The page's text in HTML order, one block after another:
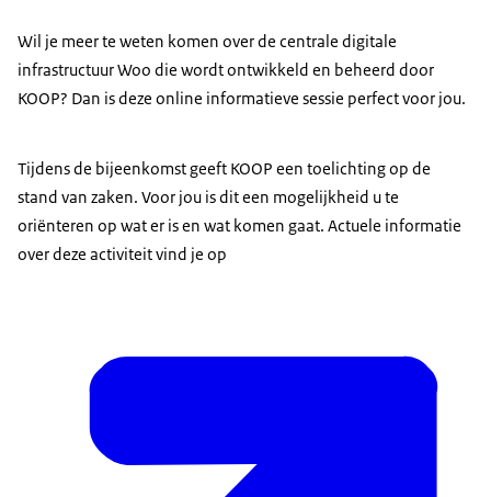
Wil je meer te weten komen over de centrale digitale
infrastructuur Woo die wordt ontwikkeld en beheerd door
KOOP? Dan is deze online informatieve sessie perfect voor jou.
Tijdens de bijeenkomst geeft KOOP een toelichting op de
stand van zaken. Voor jou is dit een mogelijkheid u te
oriënteren op wat er is en wat komen gaat. Actuele informatie
over deze activiteit vind je op